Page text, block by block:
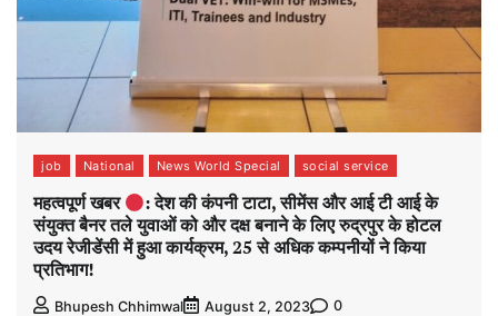
job National News World Special social service
महत्वपूर्ण खबर
: देश की कंपनी टाटा, सीमेंस और आई टी आई के
संयुक्त बैनर तले युवाओं को और दक्ष बनाने के लिए रुद्रपुर के होटल
उदय रेजीडेंसी में हुआ कार्यक्रम, 25 से अधिक कम्पनीयों ने किया
प्रतिभाग!
Bhupesh Chhimwal August 2, 2023 0